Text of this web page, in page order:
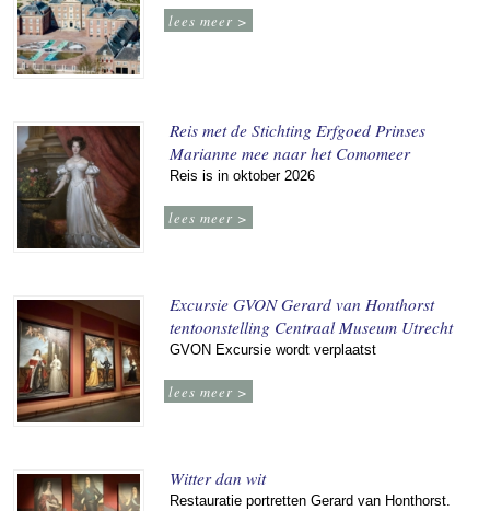
lees meer >
Reis met de Stichting Erfgoed Prinses
Marianne mee naar het Comomeer
Reis is in oktober 2026
lees meer >
Excursie GVON Gerard van Honthorst
tentoonstelling Centraal Museum Utrecht
GVON Excursie wordt verplaatst
lees meer >
Witter dan wit
Restauratie portretten Gerard van Honthorst.